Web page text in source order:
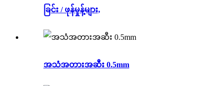
ခြင်း / ဖုန်မှုန့်များ,
အသံအတားအဆီး 0.5mm